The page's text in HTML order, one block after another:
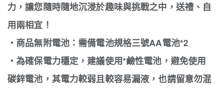
力，讓您隨時隨地沉浸於趣味與挑戰之中，送禮、自
用兩相宜！
・商品無附電池：需備電池規格三號AA電池*2
・為確保電力穩定，建議使用*鹼性電池，避免使用
碳鋅電池，其電力較弱且較容易漏液，也請留意勿混